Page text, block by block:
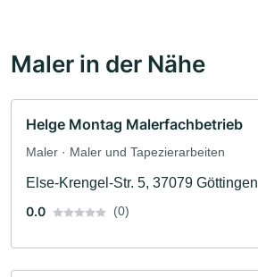
Maler in der Nähe
Helge Montag Malerfachbetrieb
Maler · Maler und Tapezierarbeiten
Else-Krengel-Str. 5, 37079 Göttingen
0.0
(0)